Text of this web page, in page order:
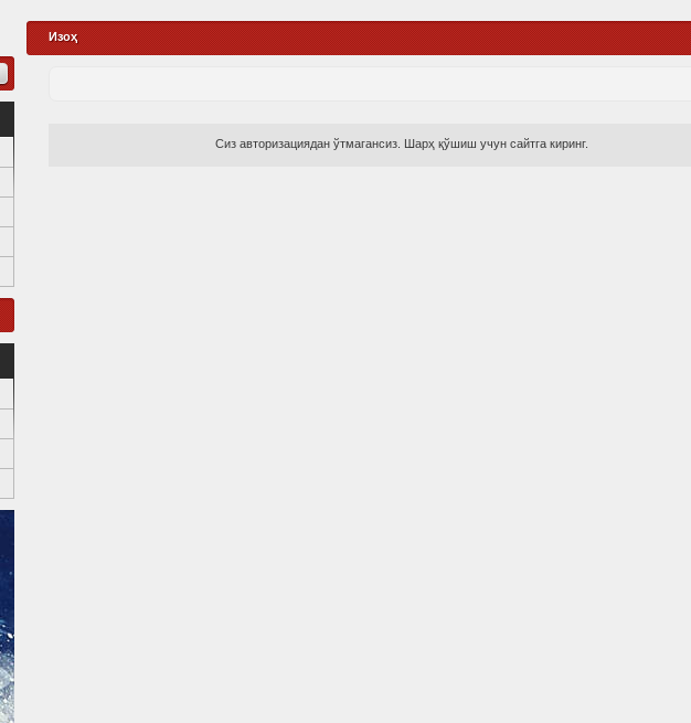
Изоҳ
Сиз авторизациядан ўтмагансиз. Шарҳ қўшиш учун сайтга киринг.